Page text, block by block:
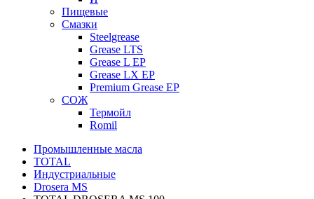
Пищевые
Смазки
Steelgrease
Grease LTS
Grease L EP
Grease LX EP
Premium Grease EP
СОЖ
Термойл
Romil
Промышленные масла
TOTAL
Индустриальные
Drosera MS